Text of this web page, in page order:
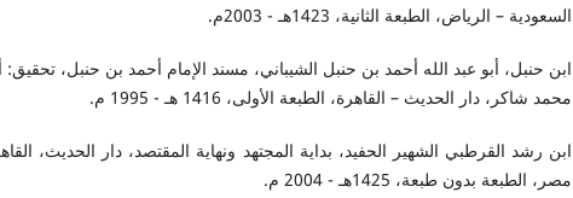
السعودية – الرياض، الطبعة الثانية، 1423هـ - 2003م.
ابن حنبل، أبو عبد الله أحمد بن حنبل الشيباني، مسند الإمام أحمد بن حنبل، تحقيق:
محمد شاكر، دار الحديث – القاهرة، الطبعة الأولى، 1416 هـ - 1995 م.
ابن رشد القرطبي الشهير الحفيد، بداية المجتهد ونهاية المقتصد، دار الحديث،
مصر، الطبعة بدون طبعة، 1425هـ - 2004 م.